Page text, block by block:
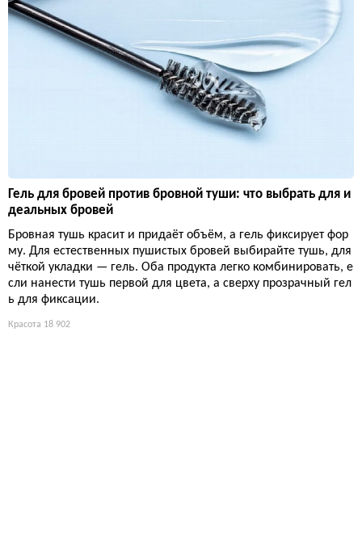
Гель для бровей против бровной туши: что выбрать для и
деальных бровей
Бровная тушь красит и придаёт объём, а гель фиксирует фор
му. Для естественных пушистых бровей выбирайте тушь, для
чёткой укладки — гель. Оба продукта легко комбинировать, е
сли нанести тушь первой для цвета, а сверху прозрачный гел
ь для фиксации.
Красота 18 902